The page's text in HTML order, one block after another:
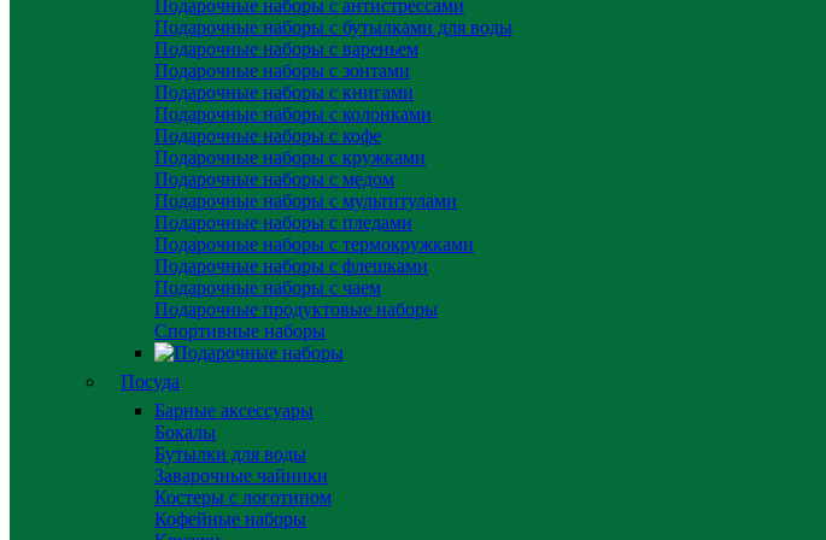
Подарочные наборы с антистрессами
Подарочные наборы с бутылками для воды
Подарочные наборы с вареньем
Подарочные наборы с зонтами
Подарочные наборы с книгами
Подарочные наборы с колонками
Подарочные наборы с кофе
Подарочные наборы с кружками
Подарочные наборы с медом
Подарочные наборы с мультитулами
Подарочные наборы с пледами
Подарочные наборы с термокружками
Подарочные наборы с флешками
Подарочные наборы с чаем
Подарочные продуктовые наборы
Спортивные наборы
Посуда
Барные аксессуары
Бокалы
Бутылки для воды
Заварочные чайники
Костеры с логотипом
Кофейные наборы